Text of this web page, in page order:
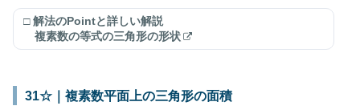
□ 解法のPointと詳しい解説
複素数の等式の三角形の形状
31☆｜複素数平面上の三角形の面積